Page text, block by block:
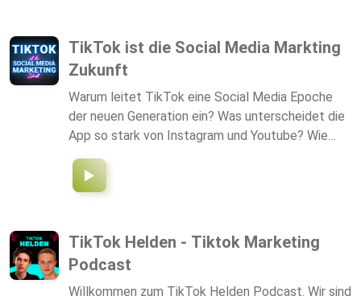
PR- und Marketingindustrie und deren mitunter
inflationäre Verwendung. Im Fokus des Gesprächs:
Die Frage, wann und in welchem Kontext der
entsprechende Begriff wirklich sinnvoll und damit
„Bingo“ ist – und wann letztlich nur Bullshit.
TikTok ist die Social Media Markting
Zukunft
Warum leitet TikTok eine Social Media Epoche
der neuen Generation ein? Was unterscheidet die
App so stark von Instagram und Youtube? Wie
bekommst du große Reichweiten für deinen
Account - und wie kriegst du die Reichweite auf
TikTok im Anschluss auf dein Produkt oder deine
lediglich 5 Folgen. In diesen fasse ich die Basics
für eure TikTok Strategie zusammen. Wenn ihr in
Zukunft auf dem Laufenden bleiben wollt, tragt
euch auf www.samfeuerstein.com/tiktok in
TikTok Helden - Tiktok Marketing
Podcast
Willkommen zum TikTok Helden Podcast. Wir sind